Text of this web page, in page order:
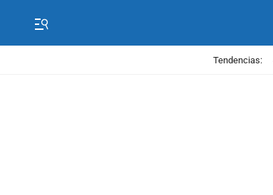
Tendencias: